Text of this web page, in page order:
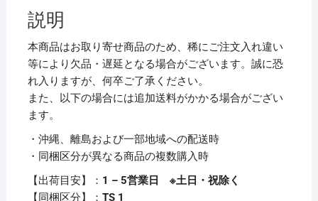
つ
め
か
え
用
350ml
1
本
【×20
セ
ッ
説明
本商品はお取り寄せ商品のため、稀にご注文入れ違い
等により欠品・遅延となる場合がございます。誠に恐
れ入りますが、何卒ご了承ください。
また、以下の場合には追加送料がかかる場合がござい
ます。
・沖縄、離島および一部地域への配送時
・同梱区分が異なる商品の複数購入時
【出荷目安】： 1 – 5営業日 ※土日・祝除く
【同梱区分】： TS 1